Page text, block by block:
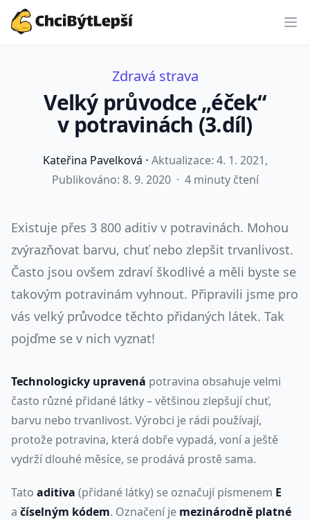
Zdravá strava
Velký průvodce „éček“
v potravinách (3.díl)
Kateřina Pavelková · Aktualizace: 4. 1. 2021,
Publikováno: 8. 9. 2020 · 4 minuty čtení
Existuje přes 3 800 aditiv v potravinách. Mohou
zvýrazňovat barvu, chuť nebo zlepšit trvanlivost.
Často jsou ovšem zdraví škodlivé a měli byste se
takovým potravinám vyhnout. Připravili jsme pro
vás velký průvodce těchto přidaných látek. Tak
pojďme se v nich vyznat!
Technologicky upravená potravina obsahuje velmi
často různé přidané látky – většinou zlepšují chuť,
barvu nebo trvanlivost. Výrobci je rádi používají,
protože potravina, která dobře vypadá, voní a ještě
vydrží dlouhé měsíce, se prodává prostě sama.
Tato aditiva (přidané látky) se označují písmenem E
a číselným kódem. Označení je mezinárodně platné